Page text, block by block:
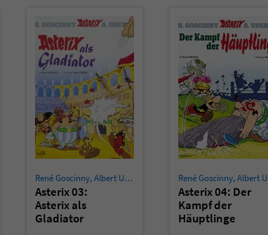
René Goscinny,Albert Uderzo
Asterix 03:
Asterix als
Gladiator
René Goscinny,Albert Uderzo
Asterix 04: Der
Kampf der
Häuptlinge